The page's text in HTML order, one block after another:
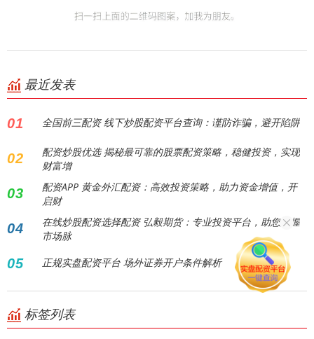
最近发表
01 全国前三配资 线下炒股配资平台查询：谨防诈骗，避开陷阱
02
配资炒股优选 揭秘最可靠的股票配资策略，稳健投资，实现
财富增
03
配资APP 黄金外汇配资：高效投资策略，助力资金增值，开
启财
04
在线炒股配资选择配资 弘毅期货：专业投资平台，助您把握
市场脉
05 正规实盘配资平台 场外证券开户条件解析
标签列表